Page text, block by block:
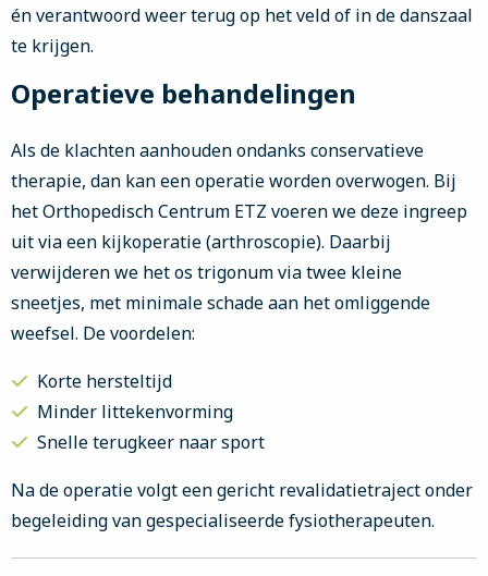
én verantwoord weer terug op het veld of in de danszaal
te krijgen.
Operatieve behandelingen
Als de klachten aanhouden ondanks conservatieve
therapie, dan kan een operatie worden overwogen. Bij
het Orthopedisch Centrum ETZ voeren we deze ingreep
uit via een kijkoperatie (arthroscopie). Daarbij
verwijderen we het os trigonum via twee kleine
sneetjes, met minimale schade aan het omliggende
weefsel. De voordelen:
Korte hersteltijd
Minder littekenvorming
Snelle terugkeer naar sport
Na de operatie volgt een gericht revalidatietraject onder
begeleiding van gespecialiseerde fysiotherapeuten.